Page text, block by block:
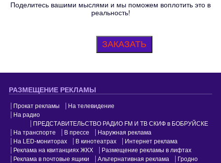
Поделитесь вашими мыслями и мы поможем воплотить это в
реальность!
ЗАКАЗАТЬ
РАЗМЕЩЕНИЕ РЕКЛАМЫ
Прокат рекламы
На телевидение
На радио
ПРЕДСТАВИТЕЛЬСТВО РАДИО FM И ТВ СКИФ в БОБРУЙСКЕ
На транспорте
В прессе
Наружная реклама
На LED-мониторах
В кинотеатрах
Интернет реклама
Реклама на квитанциях ЖКХ
Размещение рекламы в лифтах
Реклама в почтовые ящики
Альтернативная реклама
Гродно